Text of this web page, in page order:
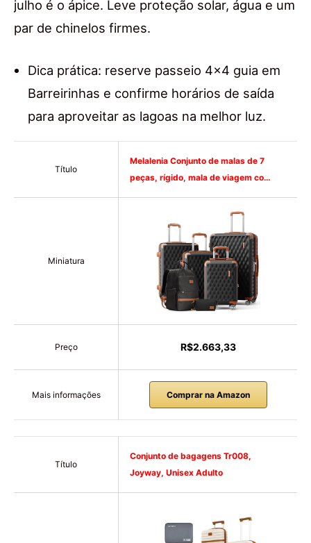
julho é o ápice. Leve proteção solar, água e um
par de chinelos firmes.
Dica prática: reserve passeio 4×4 guia em
Barreirinhas e confirme horários de saída
para aproveitar as lagoas na melhor luz.
Título
Melalenia Conjunto de malas de 7
peças, rígido, mala de viagem co…
Miniatura
Preço R$2.663,33
Mais informações Comprar na Amazon
Título
Conjunto de bagagens Tr008,
Joyway, Unisex Adulto